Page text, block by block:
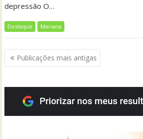
depressão O…
Destaque Mariana
Navegação
por
Publicações mais antigas